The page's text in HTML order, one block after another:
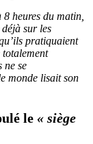
heures du matin,
sur les
pratiquaient
ne se
monde lisait son
le « siège